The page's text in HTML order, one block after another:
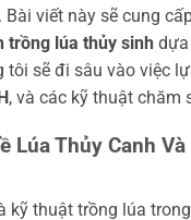
viết này sẽ cung
trồng lúa thủy sinh
tôi sẽ đi sâu vào việc
, và các kỹ thuật chăm
Lúa Thủy Canh
kỹ thuật trồng lúa